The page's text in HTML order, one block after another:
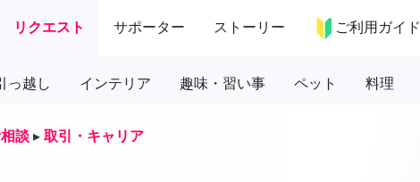
リクエスト サポーター ストーリー ご利用ガイド
っ越し インテリア 趣味・習い事 ペット 料理
談 ▸ 取引・キャリア